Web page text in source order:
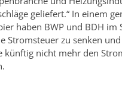
geliefert.“ In einem
haben BWP und BDH im
Stromsteuer zu senken und
künftig nicht mehr den